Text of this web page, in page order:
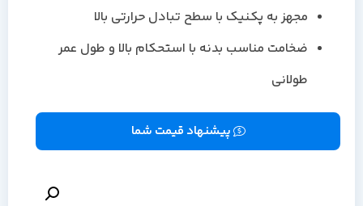
مجهز به پکنیک با سطح تبادل حرارتی بالا
ضخامت مناسب بدنه با استحکام بالا و طول عمر
طولانی
پیشنهاد قیمت شما